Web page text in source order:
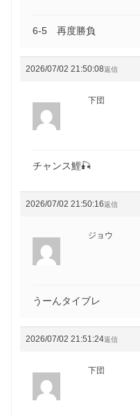
6-5 再度勝負
2026/07/02 21:50:08返信
下団
チャンス鯉🎣
2026/07/02 21:50:16返信
ジョウ
うーんタイブレ
2026/07/02 21:51:24返信
下団